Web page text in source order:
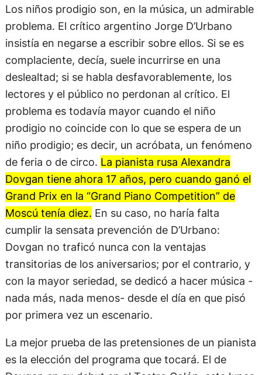
Los niños prodigio son, en la música, un admirable
problema. El crítico argentino Jorge D’Urbano
insistía en negarse a escribir sobre ellos. Si se es
complaciente, decía, suele incurrirse en una
deslealtad; si se habla desfavorablemente, los
lectores y el público no perdonan al crítico. El
problema es todavía mayor cuando el niño
prodigio no coincide con lo que se espera de un
niño prodigio; es decir, un acróbata, un fenómeno
de feria o de circo. La pianista rusa Alexandra
Dovgan tiene ahora 17 años, pero cuando ganó el
Grand Prix en la “Grand Piano Competition” de
Moscú tenía diez. En su caso, no haría falta
cumplir la sensata prevención de D’Urbano:
Dovgan no traficó nunca con la ventajas
transitorias de los aniversarios; por el contrario, y
con la mayor seriedad, se dedicó a hacer música -
nada más, nada menos- desde el día en que pisó
por primera vez un escenario.
La mejor prueba de las pretensiones de un pianista
es la elección del programa que tocará. El de